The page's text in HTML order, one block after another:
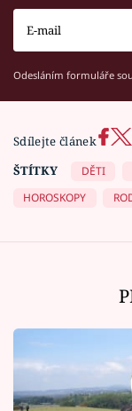
Odesláním formuláře
Sdílejte článek
ŠTÍTKY
DĚTI
HOROSKOPY